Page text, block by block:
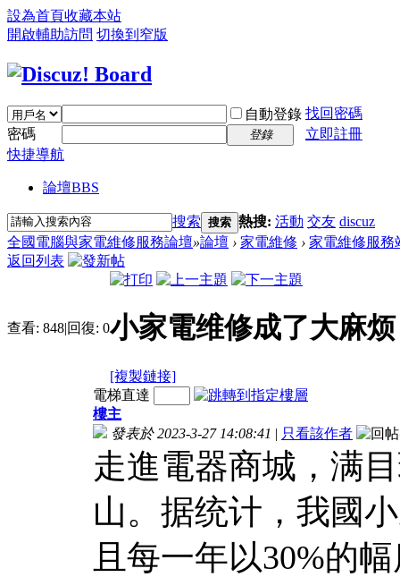
設為首頁收藏本站
開啟輔助訪問 切換到窄版
自動登錄 找回密碼
密碼
登錄
立即註冊
快捷導航
論壇BBS
搜索 搜索 熱搜: 活動 交友 discuz
全國電腦與家電維修服務論壇»論壇 › 家電維修 › 家電維修服務
返回列表
查看: 848|回復: 0小家電维修成了大麻烦
[複製鏈接]
電梯直達
樓主
發表於 2023-3-27 14:08:41 | 只看該作者
走進電器商城，满
山。据统计，我國
且每一年以30%的